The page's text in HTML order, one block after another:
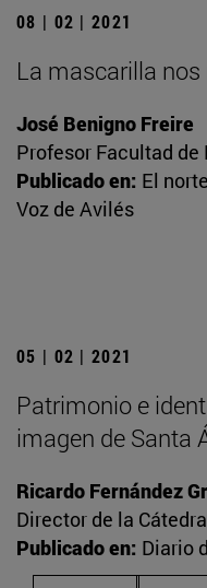
08 | 02 | 2021
La mascarilla
José Benigno Freire
Profesor Facultad
Publicado en: El
Voz de Avilés
05 | 02 | 2021
Patrimonio e
imagen de Santa
Ricardo Fernández
Director de la
Publicado en: Diario